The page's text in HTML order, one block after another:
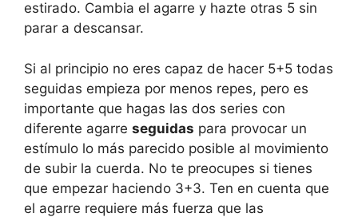
estirado. Cambia el agarre y hazte otras 5 sin
parar a descansar.
Si al principio no eres capaz de hacer 5+5 todas
seguidas empieza por menos repes, pero es
importante que hagas las dos series con
diferente agarre seguidas para provocar un
estímulo lo más parecido posible al movimiento
de subir la cuerda. No te preocupes si tienes
que empezar haciendo 3+3. Ten en cuenta que
el agarre requiere más fuerza que las